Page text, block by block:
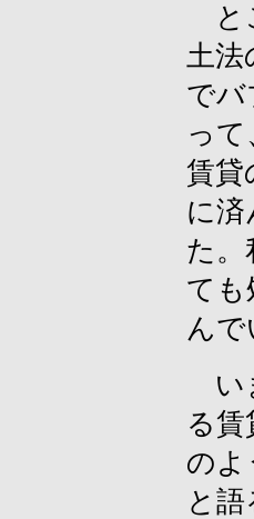
と
土法
でバ
っ
賃貸
に済
た。
ても
ん
い
る
のよ
と